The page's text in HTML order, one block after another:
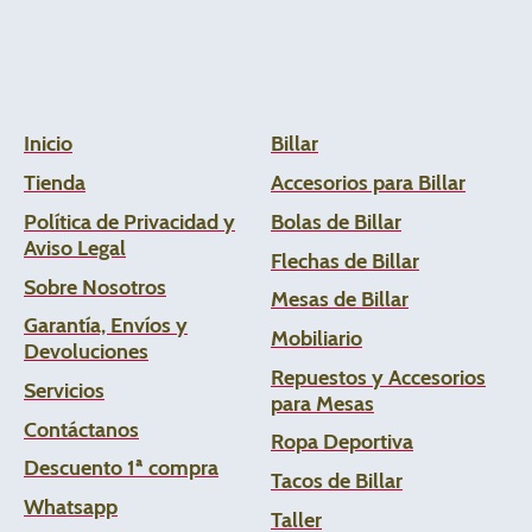
Inicio
Tienda
Política de Privacidad y
Aviso Legal
Sobre Nosotros
Garantía, Envíos y
Devoluciones
Servicios
Contáctanos
Descuento 1ª compra
Whatsapp
Billar
Accesorios para Billar
Bolas de Billar
Flechas de Billar
Mesas de Billar
Mobiliario
Repuestos y Accesorios
para Mesas
Ropa Deportiva
Tacos de Billar
Taller